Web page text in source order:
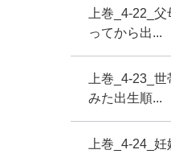
上巻_4-22_
ってから出...
上巻_4-23_
みた出生順...
上巻_4-24_